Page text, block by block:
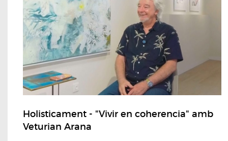
Holisticament - "Vivir en coherencia" amb
Veturian Arana